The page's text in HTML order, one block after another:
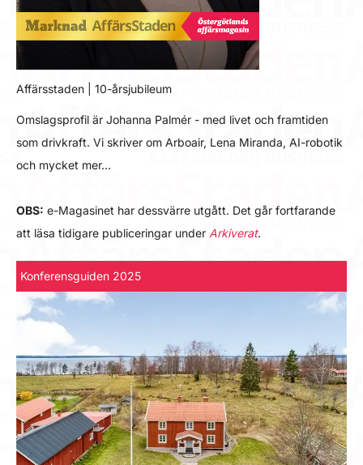
Affärsstaden | 10-årsjubileum
Omslagsprofil är Johanna Palmér - med livet och framtiden
som drivkraft. Vi skriver om Arboair, Lena Miranda, AI-robotik
och mycket mer…
OBS: e-Magasinet har dessvärre utgått. Det går fortfarande
att läsa tidigare publiceringar under Arkiverat.
Konferensguiden 2025